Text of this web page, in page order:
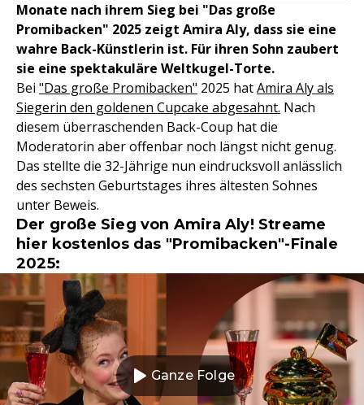
Monate nach ihrem Sieg bei "Das große
Promibacken" 2025 zeigt Amira Aly, dass sie eine
wahre Back-Künstlerin ist. Für ihren Sohn zaubert
sie eine spektakuläre Weltkugel-Torte.
Bei "Das große Promibacken" 2025 hatAmira Aly als
Siegerin den goldenen Cupcake abgesahnt. Nach
diesem überraschenden Back-Coup hat die
Moderatorin aber offenbar noch längst nicht genug.
Das stellte die 32-Jährige nun eindrucksvoll anlässlich
des sechsten Geburtstages ihres ältesten Sohnes
unter Beweis.
Der große Sieg von Amira Aly! Streame
hier kostenlos das "Promibacken"-Finale
2025:
Ganze Folge